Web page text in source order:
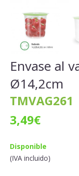
Envase al
Ø14,2cm
TMVAG261
3,49€
Disponible
(IVA incluido)